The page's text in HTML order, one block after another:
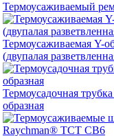
Термоусаживаемый
Термоусаживаемая Y-
(двупалая
Термоусадочная
образная